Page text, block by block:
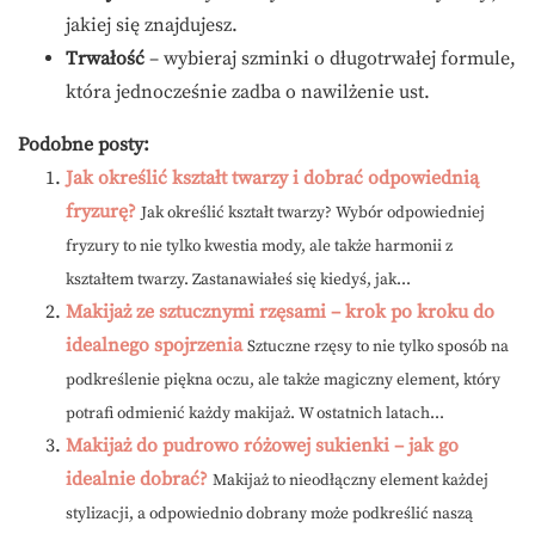
jakiej się znajdujesz.
Trwałość – wybieraj szminki o długotrwałej formule,
która jednocześnie zadba o nawilżenie ust.
Podobne posty:
Jak określić kształt twarzy i dobrać odpowiednią
fryzurę? Jak określić kształt twarzy? Wybór odpowiedniej
fryzury to nie tylko kwestia mody, ale także harmonii z
kształtem twarzy. Zastanawiałeś się kiedyś, jak...
Makijaż ze sztucznymi rzęsami – krok po kroku do
idealnego spojrzenia Sztuczne rzęsy to nie tylko sposób na
podkreślenie piękna oczu, ale także magiczny element, który
potrafi odmienić każdy makijaż. W ostatnich latach...
Makijaż do pudrowo różowej sukienki – jak go
idealnie dobrać? Makijaż to nieodłączny element każdej
stylizacji, a odpowiednio dobrany może podkreślić naszą